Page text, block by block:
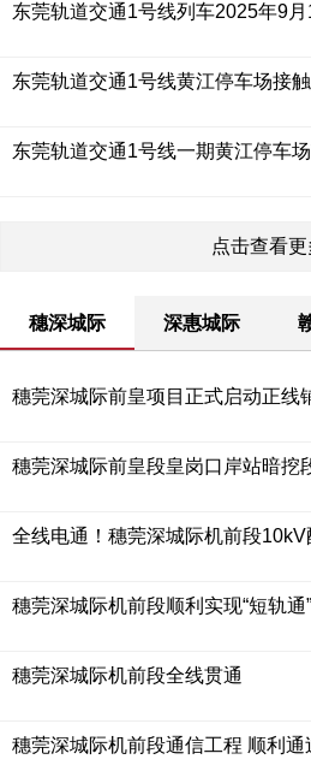
东莞轨道交通1号线列车2025年9
东莞轨道交通1号线黄江停车场接
东莞轨道交通1号线一期黄江停车
点击查看更
穗深城际 深惠城际
穗莞深城际前皇项目正式启动正线
穗莞深城际前皇段皇岗口岸站暗挖
全线电通！穗莞深城际机前段
穗莞深城际机前段顺利实现“短轨通”
穗莞深城际机前段全线贯通
穗莞深城际机前段通信工程 顺利通